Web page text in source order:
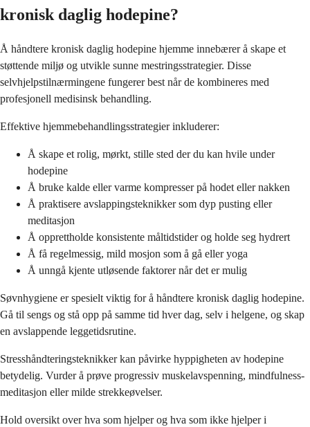
kronisk daglig hodepine?
Å håndtere kronisk daglig hodepine hjemme innebærer å skape et
støttende miljø og utvikle sunne mestringsstrategier. Disse
selvhjelpstilnærmingene fungerer best når de kombineres med
profesjonell medisinsk behandling.
Effektive hjemmebehandlingsstrategier inkluderer:
Å skape et rolig, mørkt, stille sted der du kan hvile under
hodepine
Å bruke kalde eller varme kompresser på hodet eller nakken
Å praktisere avslappingsteknikker som dyp pusting eller
meditasjon
Å opprettholde konsistente måltidstider og holde seg hydrert
Å få regelmessig, mild mosjon som å gå eller yoga
Å unngå kjente utløsende faktorer når det er mulig
Søvnhygiene er spesielt viktig for å håndtere kronisk daglig hodepine.
Gå til sengs og stå opp på samme tid hver dag, selv i helgene, og skap
en avslappende leggetidsrutine.
Stresshåndteringsteknikker kan påvirke hyppigheten av hodepine
betydelig. Vurder å prøve progressiv muskelavspenning, mindfulness-
meditasjon eller milde strekkeøvelser.
Hold oversikt over hva som hjelper og hva som ikke hjelper i